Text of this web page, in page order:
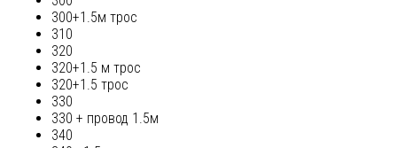
300+1.5м трос
310
320
320+1.5 м трос
320+1.5 трос
330
330 + провод 1.5м
340